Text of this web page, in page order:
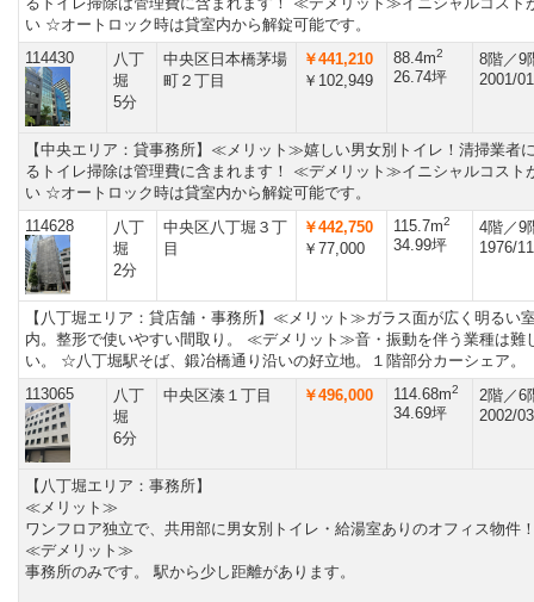
い ☆オートロック時は貸室内から解錠可能です。
114430
八丁
堀
5分
中央区日本橋茅場
町２丁目
￥441,210
￥102,949
88.4m2
26.74坪
8階／9
2001/01
【中央エリア：貸事務所】≪メリット≫嬉しい男女別トイレ！清掃業者
るトイレ掃除は管理費に含まれます！ ≪デメリット≫イニシャルコスト
い ☆オートロック時は貸室内から解錠可能です。
114628
八丁
堀
2分
中央区八丁堀３丁
目
￥442,750
￥77,000
115.7m2
34.99坪
4階／9
1976/11
【八丁堀エリア：貸店舗・事務所】≪メリット≫ガラス面が広く明るい
内。整形で使いやすい間取り。 ≪デメリット≫音・振動を伴う業種は難
い。 ☆八丁堀駅そば、鍛冶橋通り沿いの好立地。１階部分カーシェア。
113065
八丁
堀
6分
中央区湊１丁目 ￥496,000 114.68m2
34.69坪
2階／6
2002/03
【八丁堀エリア：事務所】
≪メリット≫
ワンフロア独立で、共用部に男女別トイレ・給湯室ありのオフィス物件
≪デメリット≫
事務所のみです。 駅から少し距離があります。